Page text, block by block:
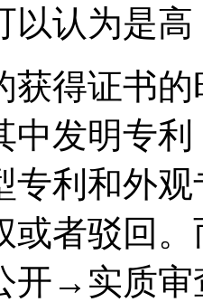
以认为是
获得证书
中发明专
专利和外
者驳回
开→实质审